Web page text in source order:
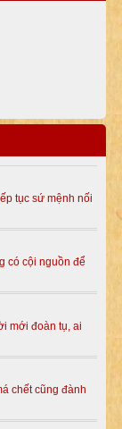
tục sứ mệnh nối
có cội nguồn để
mới đoàn tụ, ai
chết cũng đành